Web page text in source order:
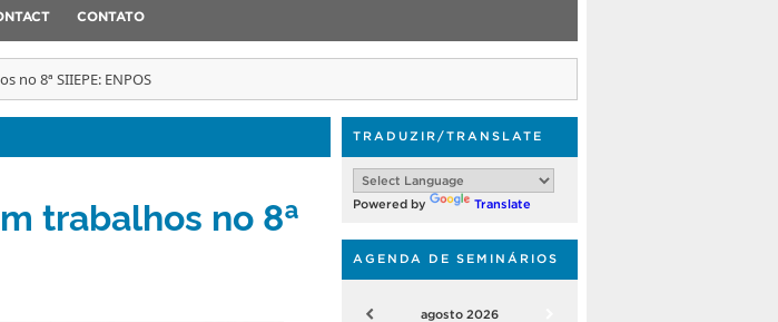
CONTATO
no 8ª SIIEPE: ENPOS
trabalhos no 8ª
TRADUZIR/TRANSLATE
Powered by Translate
AGENDA DE SEMINÁRIOS
agosto 2026